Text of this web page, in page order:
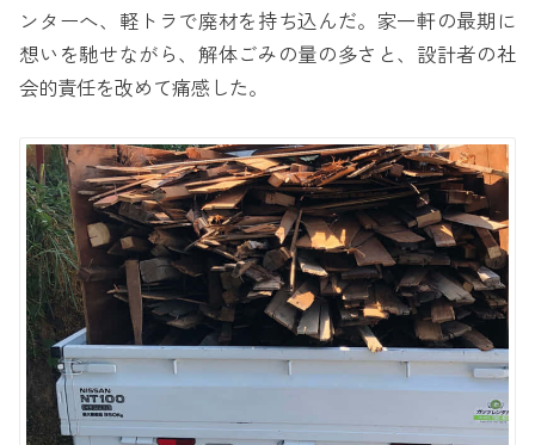
ンターへ、軽トラで廃材を持ち込んだ。家一軒の最期に
想いを馳せながら、解体ごみの量の多さと、設計者の社
会的責任を改めて痛感した。